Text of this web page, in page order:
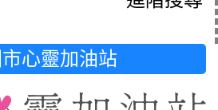
心靈加油站